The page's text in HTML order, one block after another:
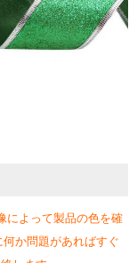
によって製品の色を確
か問題があればすぐ